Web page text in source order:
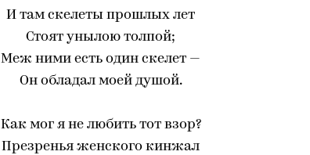
И там скелеты прошлых лет
Стоят унылою толпой;
Меж ними есть один скелет —
Он обладал моей душой.
Как мог я не любить тот взор?
Презренья женского кинжал